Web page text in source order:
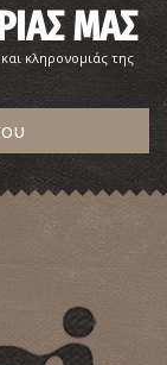
ΜΑΣ
κληρονομιάς της